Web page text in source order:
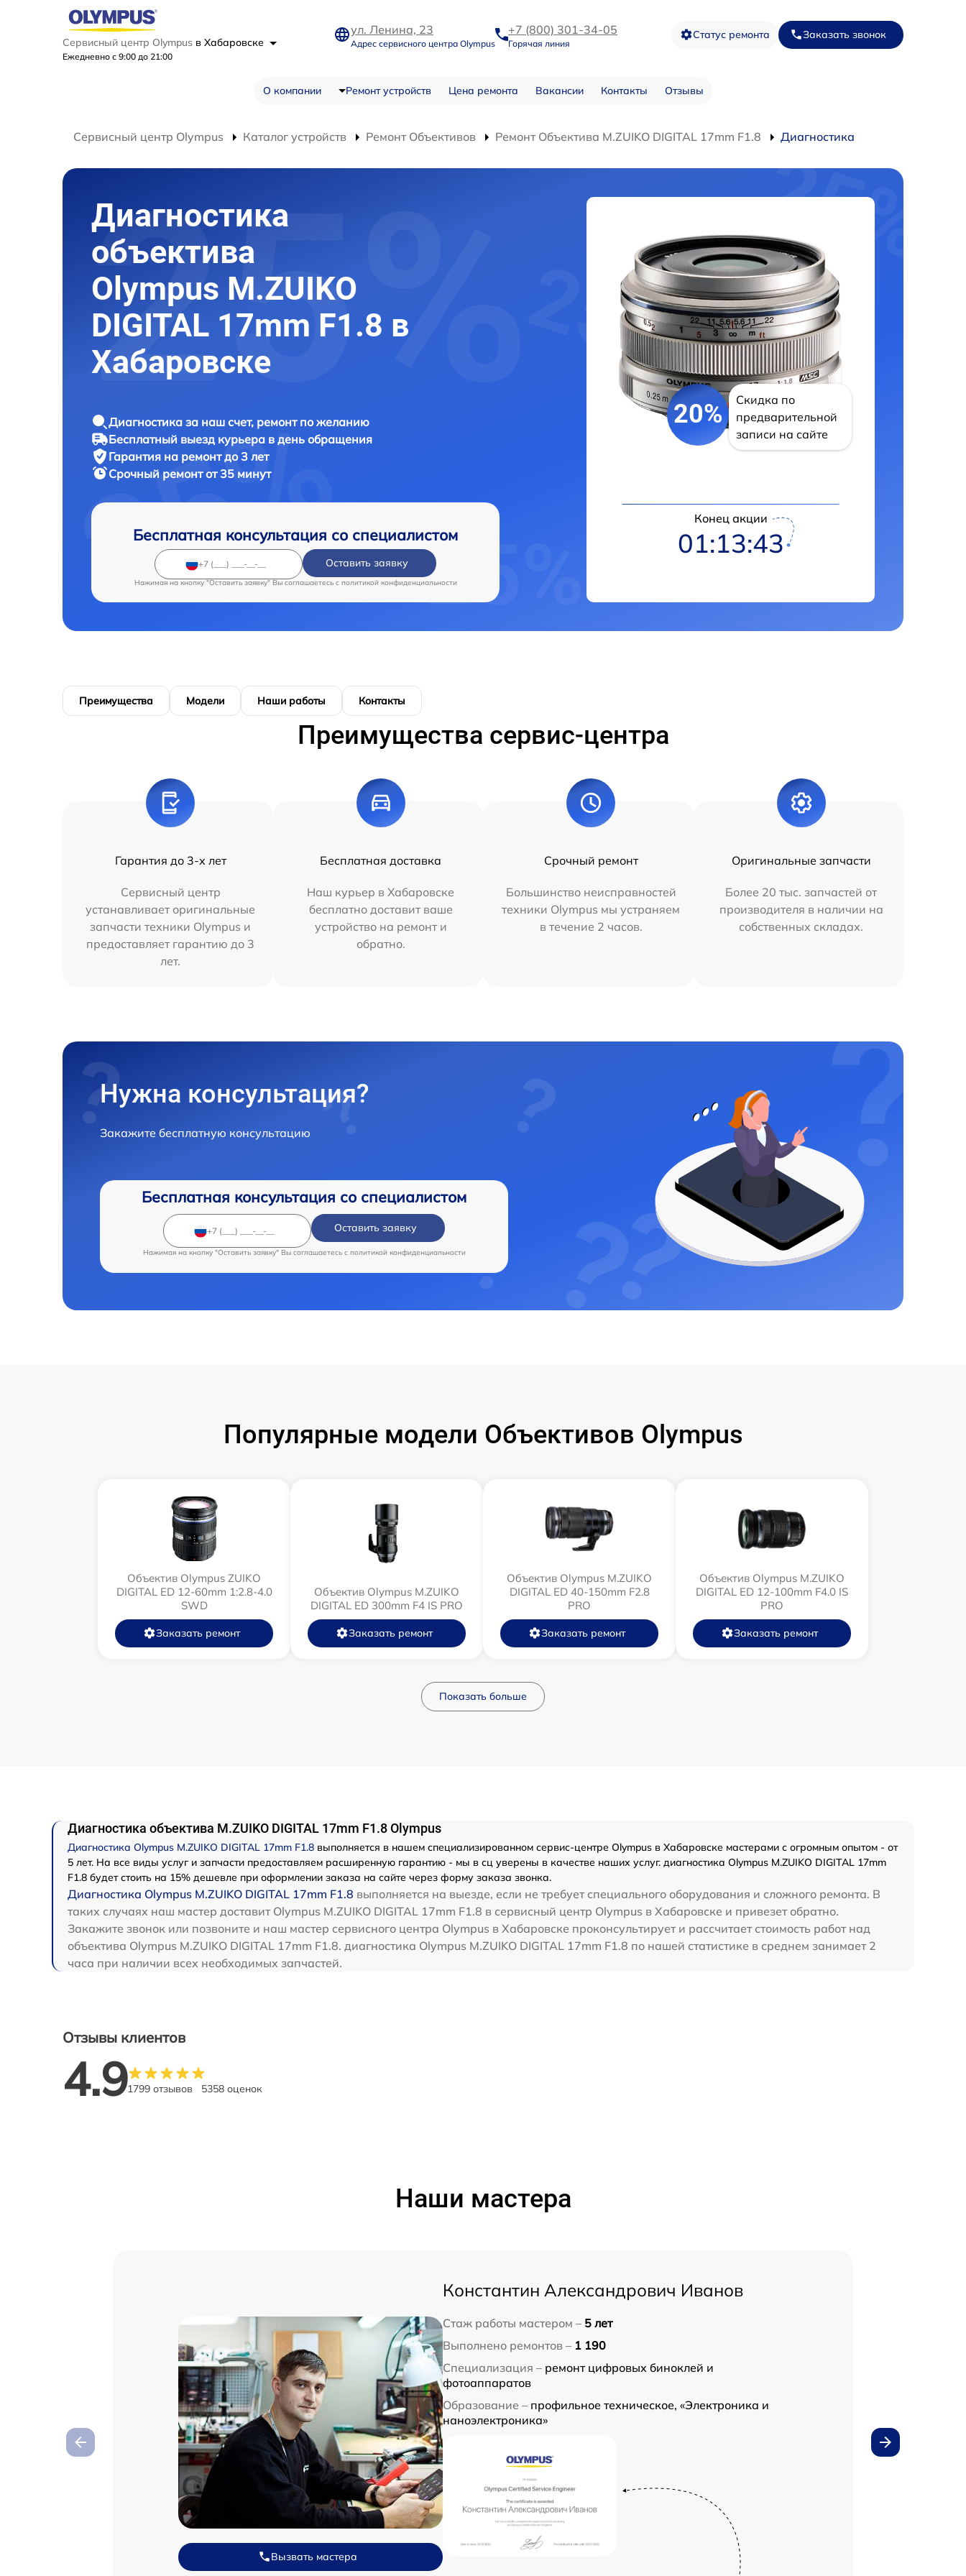
Сервисный центр Olympus в Хабаровске
Ежедневно с 9:00 до 21:00
ул. Ленина, 23
Адрес сервисного центра Olympus
+7 (800) 301-34-05
Горячая линия
Статус ремонта Заказать звонок
О компании Ремонт устройств Цена ремонта Вакансии Контакты Отзывы
Сервисный центр Olympus Каталог устройств Ремонт Объективов Ремонт Объектива M.ZUIKO DIGITAL 17mm F1.8 Диагностика
Диагностика
объектива
Olympus M.ZUIKO
DIGITAL 17mm F1.8 в
Хабаровске
Диагностика за наш счет, ремонт по желанию
Бесплатный выезд курьера в день обращения
Гарантия на ремонт до 3 лет
Срочный ремонт от 35 минут
Бесплатная консультация со специалистом
Оставить заявку
Нажимая на кнопку "Оставить заявку" Вы соглашаетесь c политикой конфиденциальности
20%
Скидка по
предварительной
записи на сайте
Конец акции
01:13:42
Преимущества Модели Наши работы Контакты
Преимущества сервис-центра
Гарантия до 3-х лет
Сервисный центр
устанавливает оригинальные
запчасти техники Olympus и
предоставляет гарантию до 3
лет.
Бесплатная доставка
Наш курьер в Хабаровске
бесплатно доставит ваше
устройство на ремонт и
обратно.
Срочный ремонт
Большинство неисправностей
техники Olympus мы устраняем
в течение 2 часов.
Оригинальные запчасти
Более 20 тыс. запчастей от
производителя в наличии на
собственных складах.
Нужна консультация?
Закажите бесплатную консультацию
Бесплатная консультация со специалистом
Оставить заявку
Нажимая на кнопку "Оставить заявку" Вы соглашаетесь c политикой конфиденциальности
Популярные модели Объективов Olympus
Объектив Olympus ZUIKO
DIGITAL ED 12-60mm 1:2.8-4.0
SWD
Заказать ремонт
Объектив Olympus M.ZUIKO
DIGITAL ED 300mm F4 IS PRO
Заказать ремонт
Объектив Olympus M.ZUIKO
DIGITAL ED 40-150mm F2.8
PRO
Заказать ремонт
Объектив Olympus M.ZUIKO
DIGITAL ED 12‑100mm F4.0 IS
PRO
Заказать ремонт
Показать больше
Диагностика объектива M.ZUIKO DIGITAL 17mm F1.8 Olympus
Диагностика Olympus M.ZUIKO DIGITAL 17mm F1.8 выполняется в нашем специализированном сервис-центре Olympus в Хабаровске мастерами с огромным опытом - от
5 лет. На все виды услуг и запчасти предоставляем расширенную гарантию - мы в сц уверены в качестве наших услуг. диагностика Olympus M.ZUIKO DIGITAL 17mm
F1.8 будет стоить на 15% дешевле при оформлении заказа на сайте через форму заказа звонка.
Диагностика Olympus M.ZUIKO DIGITAL 17mm F1.8 выполняется на выезде, если не требует специального оборудования и сложного ремонта. В
таких случаях наш мастер доставит Olympus M.ZUIKO DIGITAL 17mm F1.8 в сервисный центр Olympus в Хабаровске и привезет обратно.
Закажите звонок или позвоните и наш мастер сервисного центра Olympus в Хабаровске проконсультирует и рассчитает стоимость работ над
объектива Olympus M.ZUIKO DIGITAL 17mm F1.8. диагностика Olympus M.ZUIKO DIGITAL 17mm F1.8 по нашей статистике в среднем занимает 2
часа при наличии всех необходимых запчастей.
Отзывы клиентов
4.91799 отзывов 5358 оценок
Наши мастера
Вызвать мастера
Константин Александрович Иванов
Стаж работы мастером – 5 лет
Выполнено ремонтов – 1 190
Специализация – ремонт цифровых биноклей и
фотоаппаратов
Образование – профильное техническое, «Электроника и
наноэлектроника»